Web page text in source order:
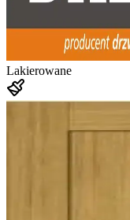
Lakierowane